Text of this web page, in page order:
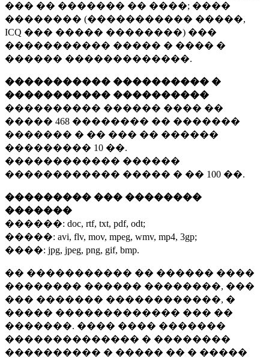
��� �� ������� �� ����; ����
�������� (����������� �����,
ICQ ��� ����� ��������) ���
����������� ����� � ���� �
������ �������������.
����������� ���������� �
����������� ����������
���������� ������ ���� ��
����� 468 �������� �� �������
������� � �� ��� �� ������
��������� 10 ��.
������������ ������
������������ ����� � �� 100 ��.
��������� ��� ��������
�������
������: doc, rtf, txt, pdf, odt;
�����: avi, flv, mov, mpeg, wmv, mp4, 3gp;
����: jpg, jpeg, png, gif, bmp.
�� ����������� �� ������ ����
�������� ������ ��������, ���
��� ������� ������������, �
����� ������������� ��� ��
�������. ���� ���� �������
�������������� � ��������
���������� � ����� �� � �����